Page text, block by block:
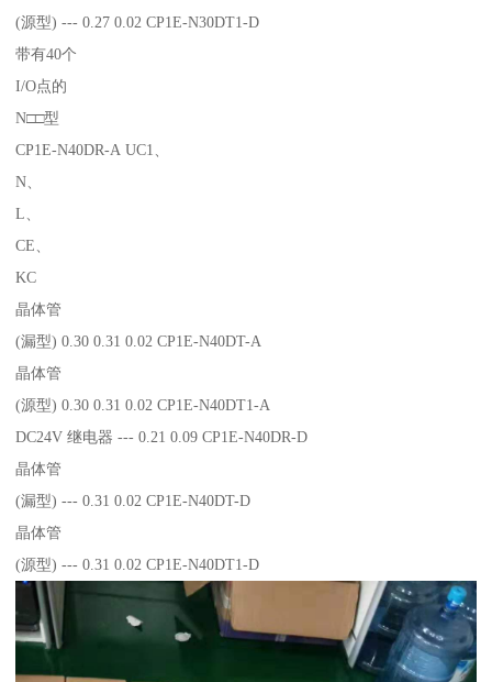
(源型) --- 0.27 0.02 CP1E-N30DT1-D
带有40个
I/O点的
N□□型
CP1E-N40DR-A UC1、
N、
L、
CE、
KC
晶体管
(漏型) 0.30 0.31 0.02 CP1E-N40DT-A
晶体管
(源型) 0.30 0.31 0.02 CP1E-N40DT1-A
DC24V 继电器 --- 0.21 0.09 CP1E-N40DR-D
晶体管
(漏型) --- 0.31 0.02 CP1E-N40DT-D
晶体管
(源型) --- 0.31 0.02 CP1E-N40DT1-D